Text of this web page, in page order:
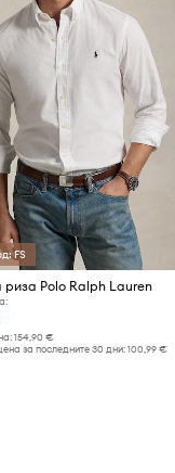
FS
Polo Ralph Lauren
154,90 €
за последните 30 дни:100,99 €